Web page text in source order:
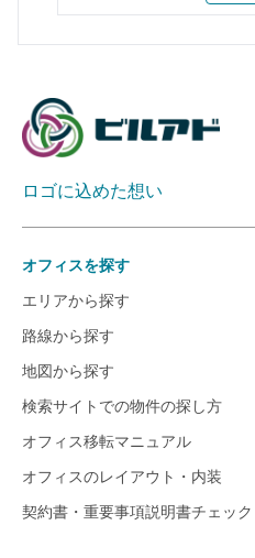
ロゴに込めた想い
オフィスを探す
エリアから探す
路線から探す
地図から探す
検索サイトでの物件の探し方
オフィス移転マニュアル
オフィスのレイアウト・内装
契約書・重要事項説明書チェック